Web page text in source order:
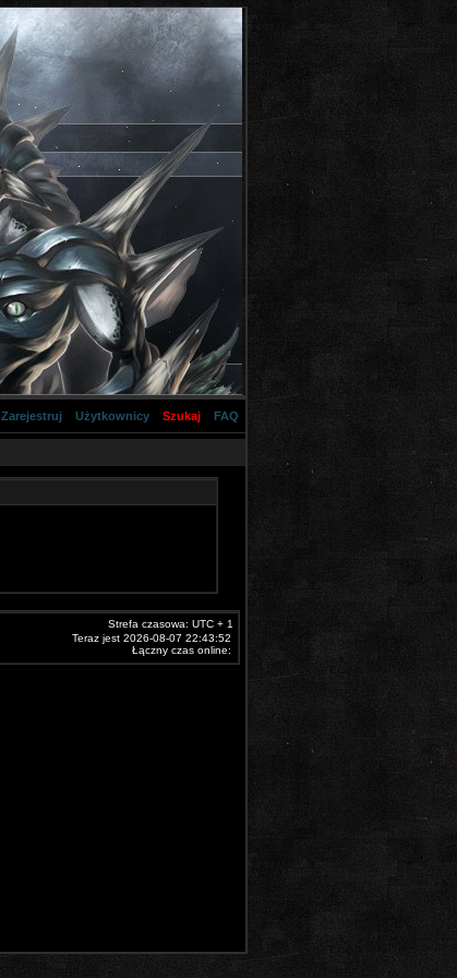
FAQ
Szukaj
Użytkownicy
Zarejestruj
Strefa czasowa: UTC + 1
Teraz jest 2026-08-07 22:43:52
Łączny czas online: